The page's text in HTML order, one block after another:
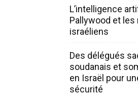
L’intelligence
Pallywood et
israéliens
Des délégués
soudanais et
en Israël pour
sécurité